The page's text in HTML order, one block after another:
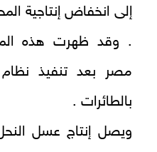
إلى انخفاض إنتاجية
. وقد ظهرت هذه
مصر بعد تنفيذ
بالطائرات .
ويصل إنتاج عسل